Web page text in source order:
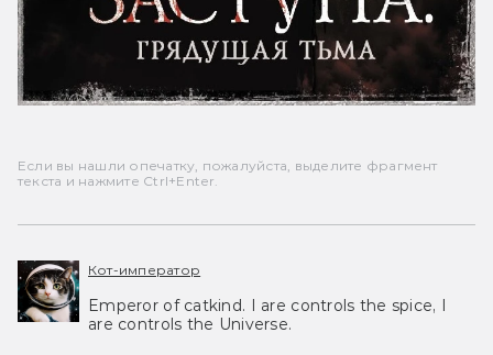
Если вы нашли опечатку, пожалуйста, выделите фрагмент
текста и нажмите Ctrl+Enter.
Кот-император
Emperor of catkind. I are controls the spice, I
are controls the Universe.